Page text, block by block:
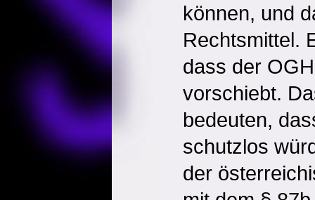
können, und
Rechtsmittel.
dass der
vorschiebt.
bedeuten,
schutzlos
der